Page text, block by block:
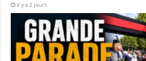
il y a 2 jours